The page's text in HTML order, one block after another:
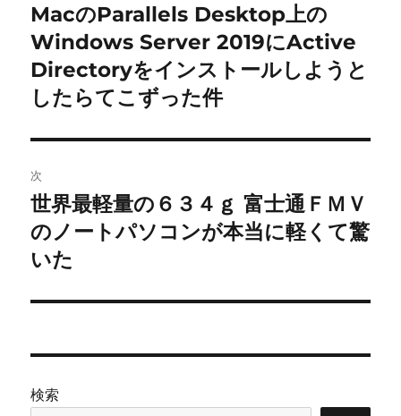
稿
ナ
ビ
シ
ョ
ン
前
の
投
稿:
MacのParallels Desktop上の
Windows Server 2019にActive
Directoryをインストールしようと
したらてこずった件
次
次
の
投
世界最軽量の６３４ｇ 富士通ＦＭＶ
のノートパソコンが本当に軽くて驚
いた
検索